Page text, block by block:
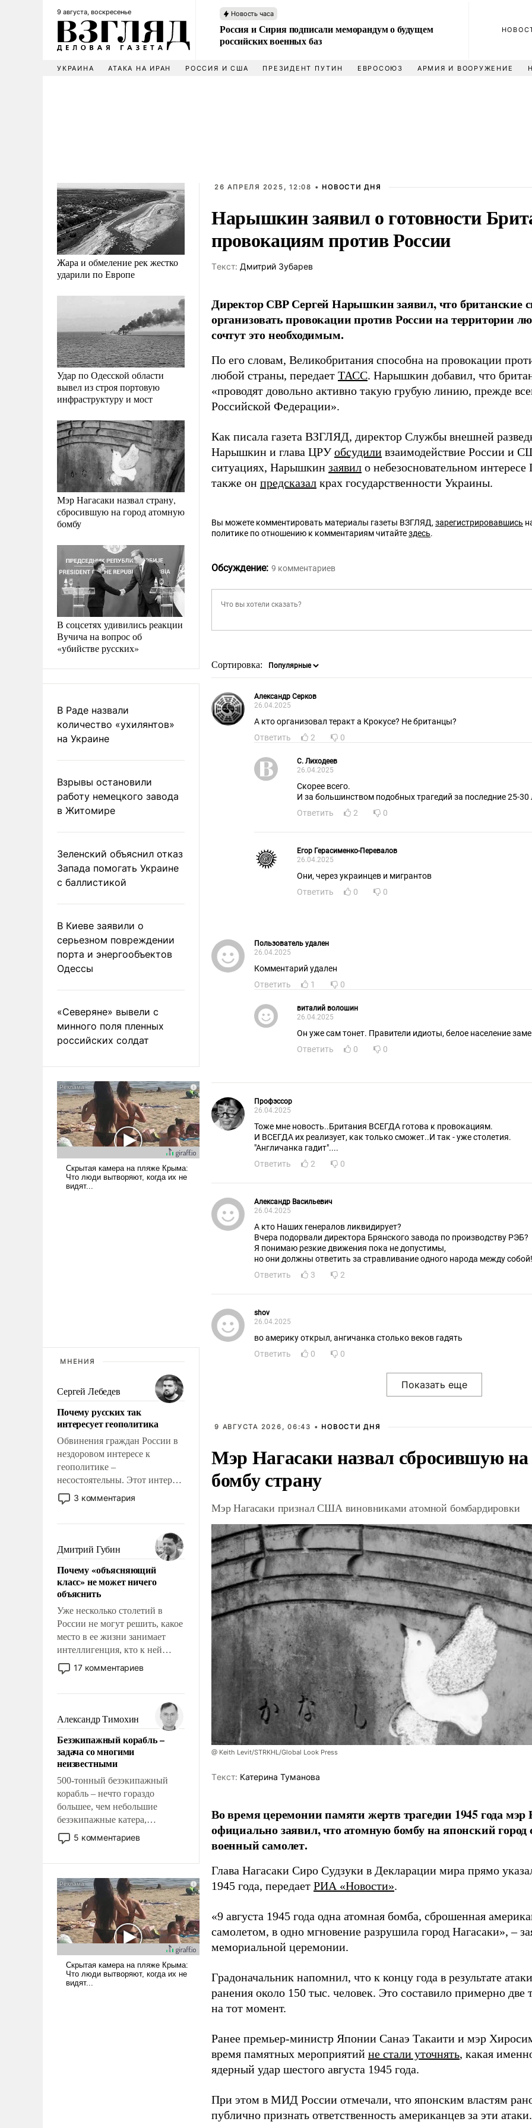
9 августа, воскресенье Новость часа
Россия и Сирия подписали меморандум о будущем
российских военных баз
УКРАИНА АТАКА НА ИРАН РОССИЯ И США ПРЕЗИДЕНТ ПУТИН ЕВРОСОЮЗ АРМИЯ И ВООРУЖЕНИЕ
Жара и обмеление рек жестко
ударили по Европе
Удар по Одесской области
вывел из строя портовую
инфраструктуру и мост
Мэр Нагасаки назвал страну,
сбросившую на город атомную
бомбу
В соцсетях удивились реакции
Вучича на вопрос об
«убийстве русских»
В Раде назвали
количество «ухилянтов»
на Украине
Взрывы остановили
работу немецкого завода
в Житомире
Зеленский объяснил отказ
Запада помогать Украине
с баллистикой
В Киеве заявили о
серьезном повреждении
порта и энергообъектов
Одессы
«Северяне» вывели с
минного поля пленных
российских солдат
МНЕНИЯ
Сергей Лебедев
Почему русских так
интересует геополитика
Обвинения граждан России в
нездоровом интересе к
геополитике –
несостоятельны. Этот интерес
рационален и прагматичен. Он
обусловлен тысячелетним
фундаментальным знанием,
что мировая политика имеет
свойство заявляться на порог
нашего дома.
3 комментария
Дмитрий Губин
Почему «объясняющий
класс» не может ничего
объяснить
Уже несколько столетий в
России не могут решить, какое
место в ее жизни занимает
интеллигенция, кто к ней
принадлежит, а кого из нее
исключили с правом
чем она отличается от просто
образованных людей. Иногда
казалось, что эти вопросы
решены раз и навсегда, но –
нет, не решены.
17 комментариев
Александр Тимохин
Безэкипажный корабль –
задача со многими
неизвестными
500-тонный безэкипажный
корабль – нечто гораздо
большее, чем небольшие
безэкипажные катера,
применение которых уже
стало обыденностью. Задача по
и ее реализация радикально
поднимет наши боевые
возможности.
5 комментариев
26 АПРЕЛЯ 2025, 12:08 • НОВОСТИ ДНЯ
Нарышкин заявил о готовности
провокациям против России
Tекст: Дмитрий Зубарев
Директор СВР Сергей Нарышкин заявил, что британские
организовать провокации против России на территории
сочтут это необходимым.
По его словам, Великобритания способна на провокации
любой страны, передает ТАСС. Нарышкин добавил, что
«проводят довольно активно такую грубую линию, прежде
Российской Федерации».
Как писала газета ВЗГЛЯД, директор Службы внешней
Нарышкин и глава ЦРУ обсудили взаимодействие России и
ситуациях, Нарышкин заявил о небезосновательном
также он предсказал крах государственности Украины.
Вы можете комментировать материалы газеты ВЗГЛЯД, зарегистрировавшись
политике по отношению к комментариям читайтездесь.
Обсуждение: 9 комментариев
Сортировка:
Александр Серков
26.04.2025
А кто организовал теракт а Крокусе? Не британцы?
Ответить
2 0
С. Лиходеев
26.04.2025
Скорее всего.
И за большинством подобных трагедий за последние 25-30
Ответить
2 0
Егор Герасименко-Перевалов
26.04.2025
Они, через украинцев и мигрантов
Ответить
0 0
Пользователь удален
26.04.2025
Комментарий удален
Ответить
1 0
виталий волошин
26.04.2025
Он уже сам тонет. Правители идиоты, белое население
Ответить
0 0
Профэссор
26.04.2025
Тоже мне новость..Британия ВСЕГДА готова к провокациям.
И ВСЕГДА их реализует, как только сможет..И так - уже столетия.
"Англичанка гадит"....
Ответить
2 0
Александр Васильевич
26.04.2025
А кто Наших генералов ликвидирует?
Вчера подорвали директора Брянского завода по производству РЭБ?
Я понимаю резкие движения пока не допустимы,
но они должны ответить за стравливание одного народа между
Ответить
3 2
shov
26.04.2025
во америку открыл, ангичанка столько веков гадять
Ответить
0 0
9 АВГУСТА 2026, 06:43 • НОВОСТИ ДНЯ
Мэр Нагасаки назвал сбросившую
бомбу страну
Мэр Нагасаки признал США виновниками атомной бомбардировки
@ Keith Levit/STRKHL/Global Look Press
Tекст: Катерина Туманова
Во время церемонии памяти жертв трагедии 1945 года
официально заявил, что атомную бомбу на японский
военный самолет.
Глава Нагасаки Сиро Судзуки в Декларации мира прямо
1945 года, передает РИА «Новости».
«9 августа 1945 года одна атомная бомба, сброшенная
самолетом, в одно мгновение разрушила город Нагасаки», –
мемориальной церемонии.
Градоначальник напомнил, что к концу года в результате
ранения около 150 тыс. человек. Это составило примерно две
на тот момент.
Ранее премьер-министр Японии Санаэ Такаити и мэр
время памятных мероприятий не стали уточнять, какая
ядерный удар шестого августа 1945 года.
При этом в МИД России отмечали, что японским властям
публично признать ответственность американцев за эти атаки.